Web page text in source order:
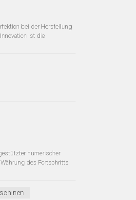
bei der Herstellung
ist die
numerischer
des Fortschritts